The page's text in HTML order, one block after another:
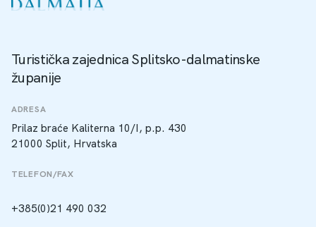
Turistička zajednica Splitsko-dalmatinske
županije
ADRESA
Prilaz braće Kaliterna 10/I, p.p. 430
21000 Split, Hrvatska
TELEFON/FAX
+385(0)21 490 032